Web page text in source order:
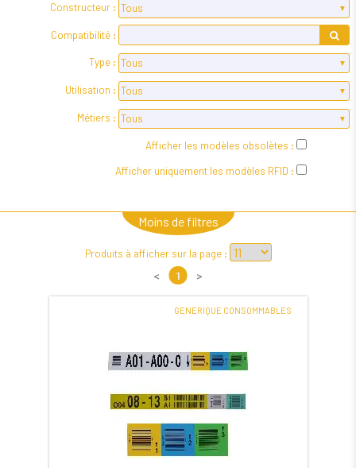
Constructeur :
Compatibilité :
Type :
Utilisation :
Métiers :
Afficher les modèles obsolètes :
Afficher uniquement les modèles RFID :
Moins de filtres
Produits à afficher sur la page :
< 1 >
GENERIQUE CONSOMMABLES